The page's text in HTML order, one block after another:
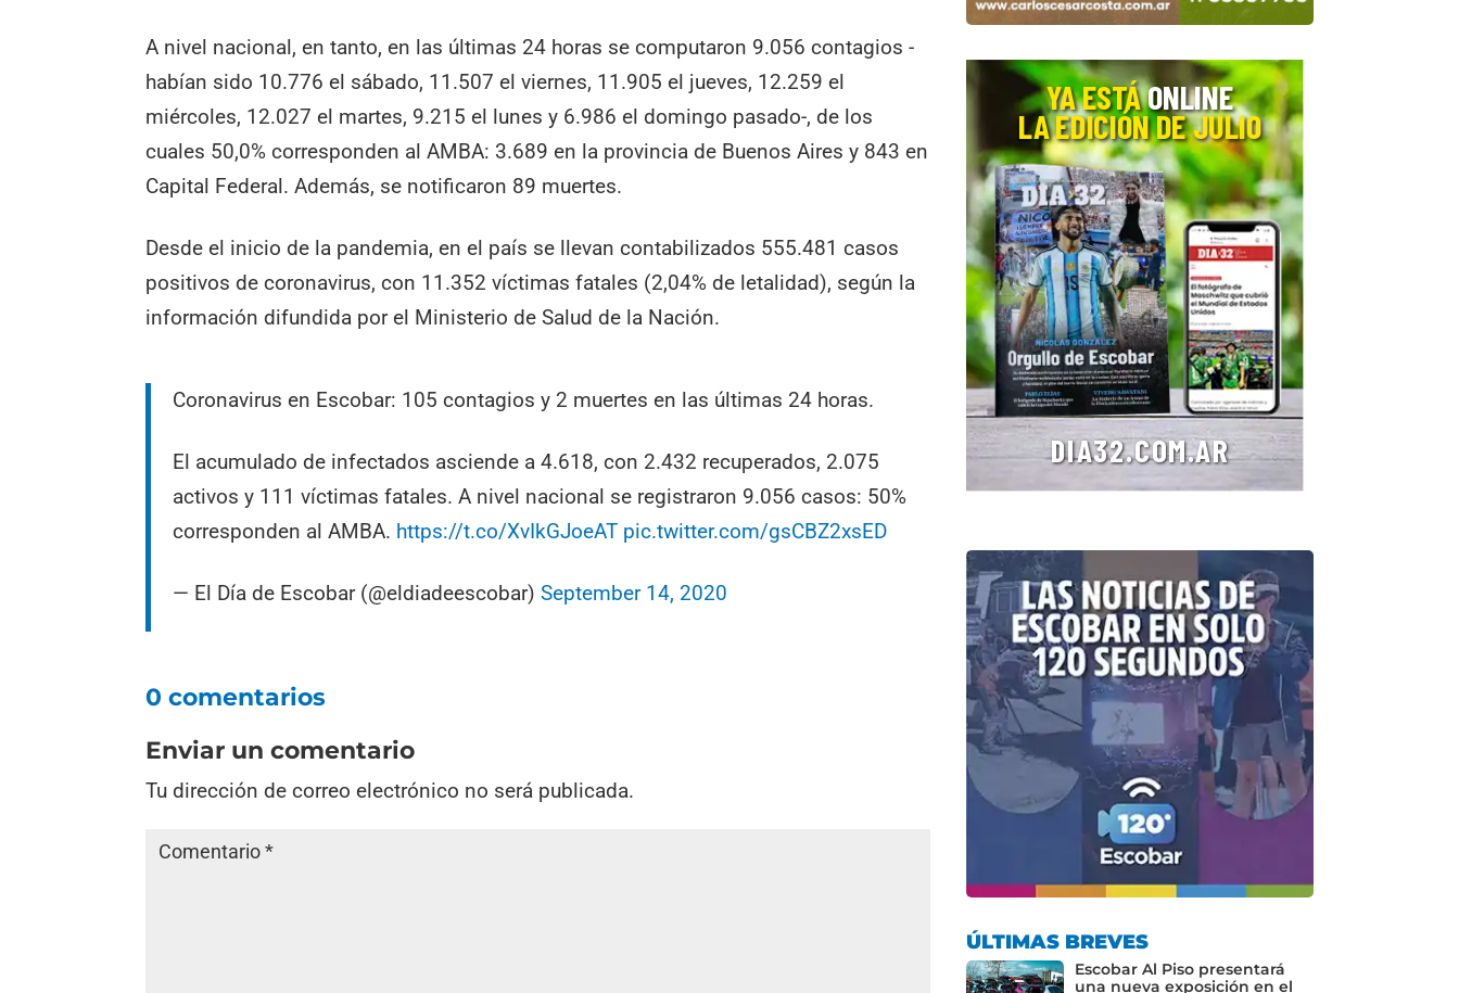
A nivel nacional, en tanto, en las últimas 24 horas se computaron 9.056 contagios -
habían sido 10.776 el sábado, 11.507 el viernes, 11.905 el jueves, 12.259 el
miércoles, 12.027 el martes, 9.215 el lunes y 6.986 el domingo pasado-, de los
cuales 50,0% corresponden al AMBA: 3.689 en la provincia de Buenos Aires y 843 en
Capital Federal. Además, se notificaron 89 muertes.
Desde el inicio de la pandemia, en el país se llevan contabilizados 555.481 casos
positivos de coronavirus, con 11.352 víctimas fatales (2,04% de letalidad), según la
información difundida por el Ministerio de Salud de la Nación.
Coronavirus en Escobar: 105 contagios y 2 muertes en las últimas 24 horas.
El acumulado de infectados asciende a 4.618, con 2.432 recuperados, 2.075
activos y 111 víctimas fatales. A nivel nacional se registraron 9.056 casos: 50%
corresponden al AMBA. https://t.co/XvIkGJoeAT pic.twitter.com/gsCBZ2xsED
— El Día de Escobar (@eldiadeescobar)September 14, 2020
0 comentarios
Enviar un comentario
Tu dirección de correo electrónico no será publicada.
ÚLTIMAS BREVES
Escobar Al Piso presentará
una nueva exposición en el